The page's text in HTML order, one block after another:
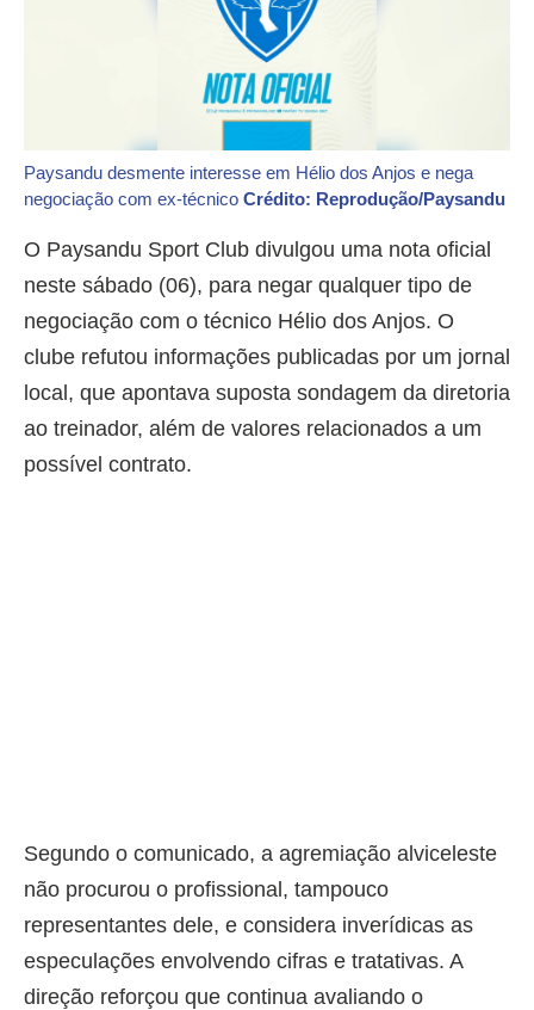
Paysandu desmente interesse em Hélio dos Anjos e nega
negociação com ex-técnico Crédito: Reprodução/Paysandu
O Paysandu Sport Club divulgou uma nota oficial
neste sábado (06), para negar qualquer tipo de
negociação com o técnico Hélio dos Anjos. O
clube refutou informações publicadas por um jornal
local, que apontava suposta sondagem da diretoria
ao treinador, além de valores relacionados a um
possível contrato.
Segundo o comunicado, a agremiação alviceleste
não procurou o profissional, tampouco
representantes dele, e considera inverídicas as
especulações envolvendo cifras e tratativas. A
direção reforçou que continua avaliando o